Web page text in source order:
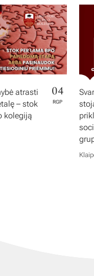
atrasti
– stok
kolegiją
04
RGP